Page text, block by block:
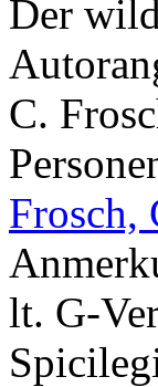
Der
C.
Frosch,
lt. G-